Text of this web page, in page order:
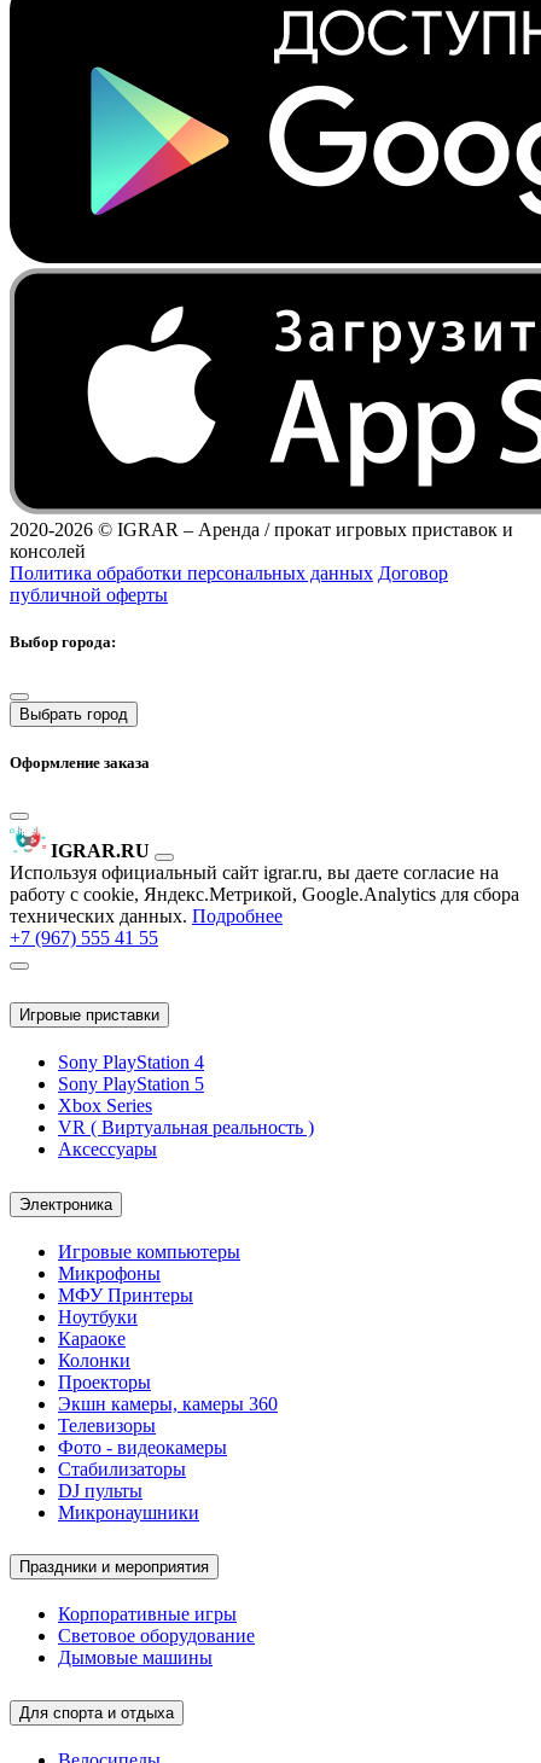
2020-2026 © IGRAR – Аренда / прокат игровых приставок и
консолей
Политика обработки персональных данных Договор
публичной оферты
Выбор города:
Выбрать город
Оформление заказа
IGRAR.RU
Используя официальный сайт igrar.ru, вы даете согласие на
работу с cookie, Яндекс.Метрикой, Google.Analytics для сбора
технических данных. Подробнее
+7 (967) 555 41 55
Игровые приставки
Sony PlayStation 4
Sony PlayStation 5
Xbox Series
VR ( Виртуальная реальность )
Аксессуары
Электроника
Игровые компьютеры
Микрофоны
МФУ Принтеры
Ноутбуки
Караоке
Колонки
Проекторы
Экшн камеры, камеры 360
Телевизоры
Фото - видеокамеры
Стабилизаторы
DJ пульты
Микронаушники
Праздники и мероприятия
Корпоративные игры
Световое оборудование
Дымовые машины
Для спорта и отдыха